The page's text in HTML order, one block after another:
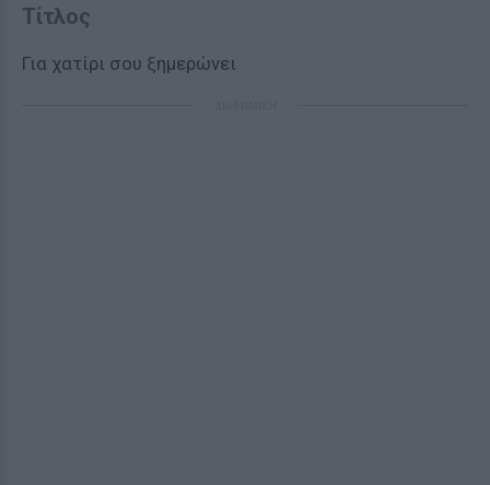
Τίτλος
Για χατίρι σου ξημερώνει